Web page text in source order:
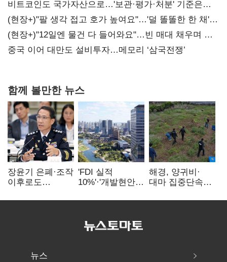
비트코인도 국가자산으로…'보관·평가·처분' 기준은
숙제
(현장+)"팔 생각 접고 호가 높여요"…'덜 똘똘한 한 채'
20억 키맞추기
(현장+)"12일엔 물건 다 들어와요"…빈 매대 채우며 문
연 홈플러스
중국 이어 대만도 설비투자…메모리 ‘삼국전쟁’
함께 볼만한 뉴스
장윤기 은폐·조작
이후로도
내부비위…경찰
'FDI 실적
10%'·'개발현안
인천경제청장
해경, 양귀비·
대마 집중단속…
249명 검거
뉴스